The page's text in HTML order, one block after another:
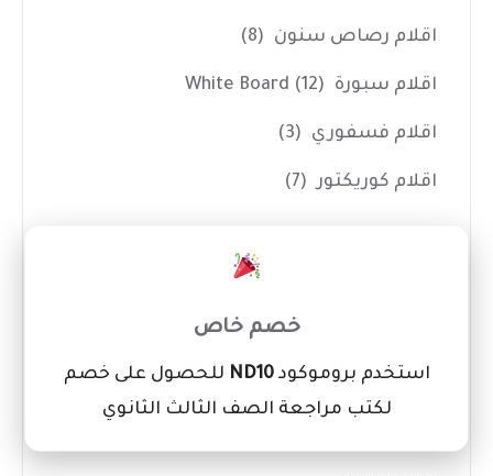
اقلام رصاص سنون (8)
اقلام سبورة White Board (12)
اقلام فسفوري (3)
اقلام كوريكتور (7)
بالطو ومريلة تلوين (1)
شنط رسم (3)
خصم خاص
استخدم بروموكودND10 للحصول على خصم
لكتب مراجعة الصف الثالث الثانوي